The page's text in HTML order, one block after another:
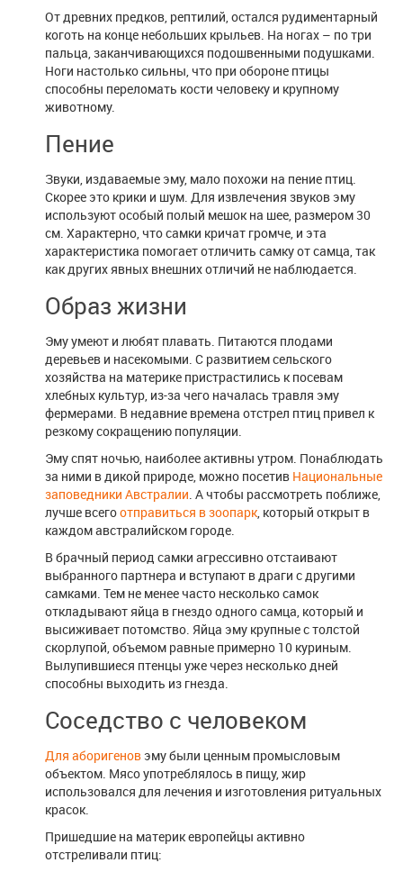
От древних предков, рептилий, остался рудиментарный
коготь на конце небольших крыльев. На ногах – по три
пальца, заканчивающихся подошвенными подушками.
Ноги настолько сильны, что при обороне птицы
способны переломать кости человеку и крупному
животному.
Пение
Звуки, издаваемые эму, мало похожи на пение птиц.
Скорее это крики и шум. Для извлечения звуков эму
используют особый полый мешок на шее, размером 30
см. Характерно, что самки кричат громче, и эта
характеристика помогает отличить самку от самца, так
как других явных внешних отличий не наблюдается.
Образ жизни
Эму умеют и любят плавать. Питаются плодами
деревьев и насекомыми. С развитием сельского
хозяйства на материке пристрастились к посевам
хлебных культур, из-за чего началась травля эму
фермерами. В недавние времена отстрел птиц привел к
резкому сокращению популяции.
Эму спят ночью, наиболее активны утром. Понаблюдать
за ними в дикой природе, можно посетив Национальные
заповедники Австралии. А чтобы рассмотреть поближе,
лучше всегоотправиться в зоопарк, который открыт в
каждом австралийском городе.
В брачный период самки агрессивно отстаивают
выбранного партнера и вступают в драги с другими
самками. Тем не менее часто несколько самок
откладывают яйца в гнездо одного самца, который и
высиживает потомство. Яйца эму крупные с толстой
скорлупой, объемом равные примерно 10 куриным.
Вылупившиеся птенцы уже через несколько дней
способны выходить из гнезда.
Соседство с человеком
Для аборигенов эму были ценным промысловым
объектом. Мясо употреблялось в пищу, жир
использовался для лечения и изготовления ритуальных
красок.
Пришедшие на материк европейцы активно
отстреливали птиц: